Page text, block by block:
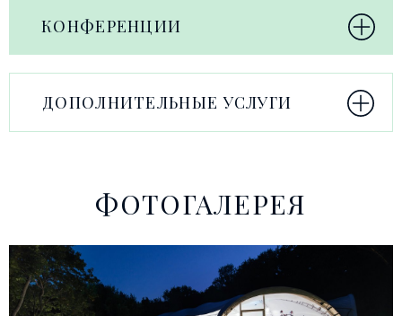
КОНФЕРЕНЦИИ
ДОПОЛНИТЕЛЬНЫЕ УСЛУГИ
ФОТОГАЛЕРЕЯ